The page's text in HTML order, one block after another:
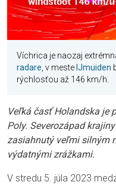
Víchrica je naozaj
radare , v meste IJmuiden
rýchlosťou až 146 km/h.
Veľká časť Holandska je
Poly. Severozápad
zasiahnutý veľmi silným
výdatnými zrážkami.
V stredu 5. júla 2023